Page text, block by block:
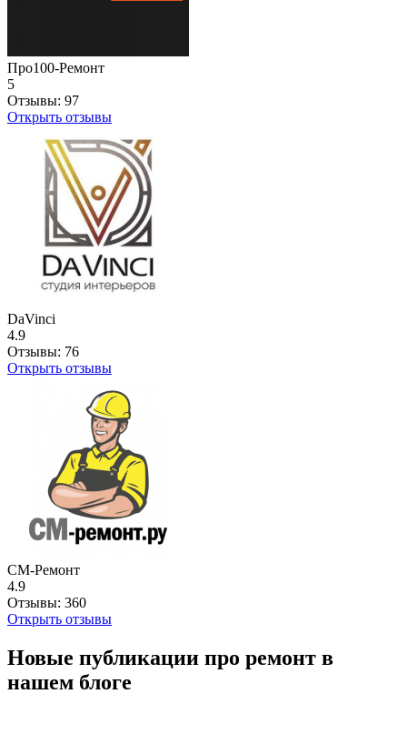
Про100-Ремонт
5
Отзывы: 97
Открыть отзывы
DaVinci
4.9
Отзывы: 76
Открыть отзывы
СМ-Ремонт
4.9
Отзывы: 360
Открыть отзывы
Новые публикации про ремонт в
нашем блоге